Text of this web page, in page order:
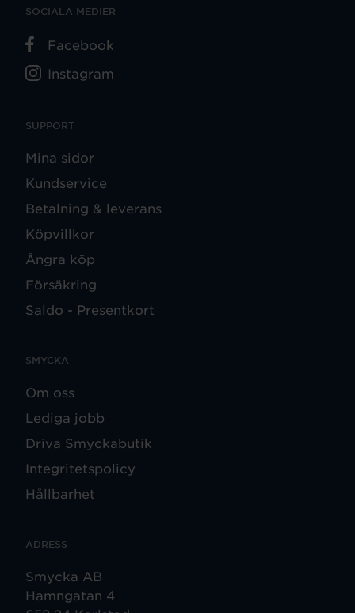
SUPPORT
Mina sidor
Kundservice
Betalning & leverans
Köpvillkor
Ångra köp
Försäkring
Saldo - Presentkort
SMYCKA
Om oss
Lediga jobb
Driva Smyckabutik
Integritetspolicy
Hållbarhet
ADRESS
Smycka AB
Hamngatan 4
SOCIALA MEDIER
Facebook
Instagram